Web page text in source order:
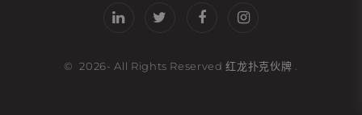
© 2026- All Rights Reserved红龙扑克伙牌